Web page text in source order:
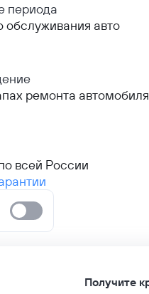
периода
обслуживания авто
ремонта автомобиля
всей России
Получите